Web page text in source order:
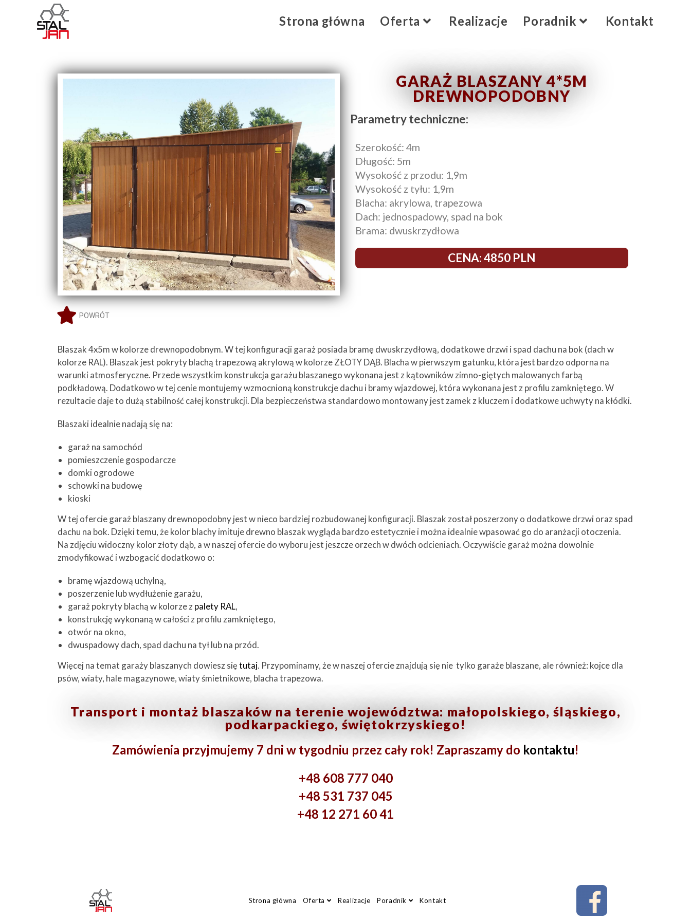
Strona główna Oferta Realizacje Poradnik Kontakt
GARAŻ BLASZANY 4*5M
DREWNOPODOBNY
Parametry techniczne:
Szerokość: 4m
Długość: 5m
Wysokość z przodu: 1,9m
Wysokość z tyłu: 1,9m
Blacha: akrylowa, trapezowa
Dach: jednospadowy, spad na bok
Brama: dwuskrzydłowa
CENA: 4850 PLN
POWRÓT
Blaszak 4x5m w kolorze drewnopodobnym. W tej konfiguracji garaż posiada bramę dwuskrzydłową, dodatkowe drzwi i spad dachu na bok (dach w
kolorze RAL). Blaszak jest pokryty blachą trapezową akrylową w kolorze ZŁOTY DĄB. Blacha w pierwszym gatunku, która jest bardzo odporna na
warunki atmosferyczne. Przede wszystkim konstrukcja garażu blaszanego wykonana jest z kątowników zimno-giętych malowanych farbą
podkładową. Dodatkowo w tej cenie montujemy wzmocnioną konstrukcje dachu i bramy wjazdowej, która wykonana jest z profilu zamkniętego. W
rezultacie daje to dużą stabilność całej konstrukcji. Dla bezpieczeństwa standardowo montowany jest zamek z kluczem i dodatkowe uchwyty na kłódki.
Blaszaki idealnie nadają się na:
garaż na samochód
pomieszczenie gospodarcze
domki ogrodowe
schowki na budowę
kioski
W tej ofercie garaż blaszany drewnopodobny jest w nieco bardziej rozbudowanej konfiguracji. Blaszak został poszerzony o dodatkowe drzwi oraz spad
dachu na bok. Dzięki temu, że kolor blachy imituje drewno blaszak wygląda bardzo estetycznie i można idealnie wpasować go do aranżacji otoczenia.
Na zdjęciu widoczny kolor złoty dąb, a w naszej ofercie do wyboru jest jeszcze orzech w dwóch odcieniach. Oczywiście garaż można dowolnie
zmodyfikować i wzbogacić dodatkowo o:
bramę wjazdową uchylną,
poszerzenie lub wydłużenie garażu,
garaż pokryty blachą w kolorze zpalety RAL,
konstrukcję wykonaną w całości z profilu zamkniętego,
otwór na okno,
dwuspadowy dach, spad dachu na tył lub na przód.
Więcej na temat garaży blaszanych dowiesz siętutaj. Przypominamy, że w naszej ofercie znajdują się nie tylko garaże blaszane, ale również: kojce dla
psów, wiaty, hale magazynowe, wiaty śmietnikowe, blacha trapezowa.
Transport i montaż blaszaków na terenie województwa: małopolskiego, śląskiego,
podkarpackiego, świętokrzyskiego!
Zamówienia przyjmujemy 7 dni w tygodniu przez cały rok! Zapraszamy do kontaktu!
+48 608 777 040
+48 531 737 045
+48 12 271 60 41
Strona główna Oferta Realizacje Poradnik Kontakt